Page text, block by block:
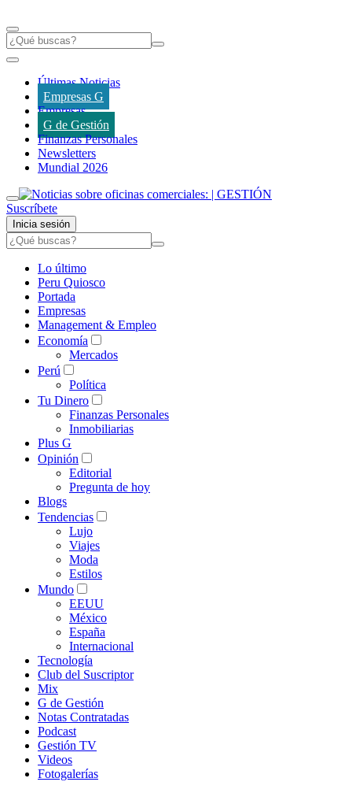
Últimas Noticias
Empresas G
Empresas
G de Gestión
Finanzas Personales
Newsletters
Mundial 2026
Suscríbete
Inicia sesión
Lo último
Peru Quiosco
Portada
Empresas
Management & Empleo
Economía
Mercados
Perú
Política
Tu Dinero
Finanzas Personales
Inmobiliarias
Plus G
Opinión
Editorial
Pregunta de hoy
Blogs
Tendencias
Lujo
Viajes
Moda
Estilos
Mundo
EEUU
México
España
Internacional
Tecnología
Club del Suscriptor
Mix
G de Gestión
Notas Contratadas
Podcast
Gestión TV
Videos
Fotogalerías